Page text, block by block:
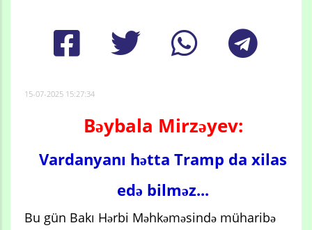
15-07-2025 15:27:34
Bəybala Mirzəyev:
Vardanyanı hətta Tramp da xilas
edə bilməz...
Bu gün Bakı Hərbi Məhkəməsində müharibə